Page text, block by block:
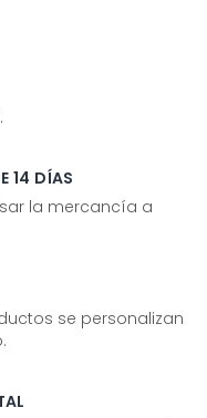
14 DÍAS
la mercancía a
se personalizan